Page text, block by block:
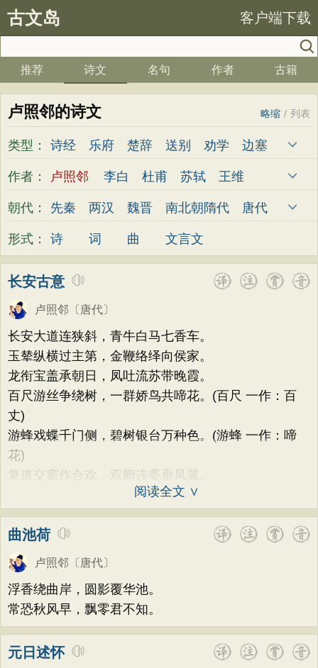
古文岛 客户端下载
推荐 诗文 名句 作者 古籍
卢照邻的诗文 列表
/
略缩
类型： 诗经 乐府 楚辞 送别 劝学
边塞
儿童
春天 夏天 秋天 冬天
悲愤
散文
闺怨 抒情 赞美
秋思
叙事
写雪
落花
桃花 写雨 青春
论诗
游仙 节日 春节
寒食节
清明节 端午节
七夕节
中秋节
重阳节
托物言志
初中古诗
高中古诗
古诗三百首
古诗十九首
作者： 卢照邻 李白 杜甫 苏轼
王维
杜牧
陆游 李煜 元稹 韩愈
岑参
张籍
孟郊 皎然 许浑 罗隐
贯休
韦庄
王建
晏殊
岳飞
姚合
韩偓
高适 方干 李峤
郑谷
郑燮 张说 张炎
辛弃疾
李清照 刘禹锡
陶渊明
孟浩然 柳宗元
王安石
欧阳修
韦应物 温庭筠
刘长卿
晏几道 周邦彦
吴文英
马致远 皮日休
左丘明
张九龄
司马迁
皇甫冉
卓文君
陈子昂
纳兰性德
朝代： 先秦 两汉 魏晋 南北朝 隋代
唐代
五代
宋代 金朝 元代
形式： 诗 词 曲 文言文
长安古意
卢照邻 〔唐代〕
长安大道连狭斜，青牛白马七香车。
玉辇纵横过主第，金鞭络绎向侯家。
龙衔宝盖承朝日，凤吐流苏带晚霞。
百尺游丝争绕树，一群娇鸟共啼花。(百尺 一作：百
丈)
游蜂戏蝶千门侧，碧树银台万种色。(游蜂 一作：啼
花)
复道交窗作合欢，双阙连甍垂凤翼。
阅读全文 ∨
曲池荷
卢照邻 〔唐代〕
浮香绕曲岸，圆影覆华池。
常恐秋风早，飘零君不知。
元日述怀